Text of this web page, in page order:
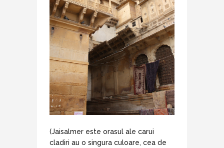
(Jaisalmer este orasul ale carui
cladiri au o singura culoare, cea de